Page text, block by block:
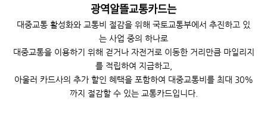
광역알뜰교통카드는
대중교통 활성화와 교통비 절감을 위해 국토교통부에서 추진하고 있
는 사업 중의 하나로
대중교통을 이용하기 위해 걷거나 자전거로 이동한 거리만큼 마일리지
를 적립하여 지급하고,
아울러 카드사의 추가 할인 혜택을 포함하여 대중교통비를 최대 30%
까지 절감할 수 있는 교통카드입니다.